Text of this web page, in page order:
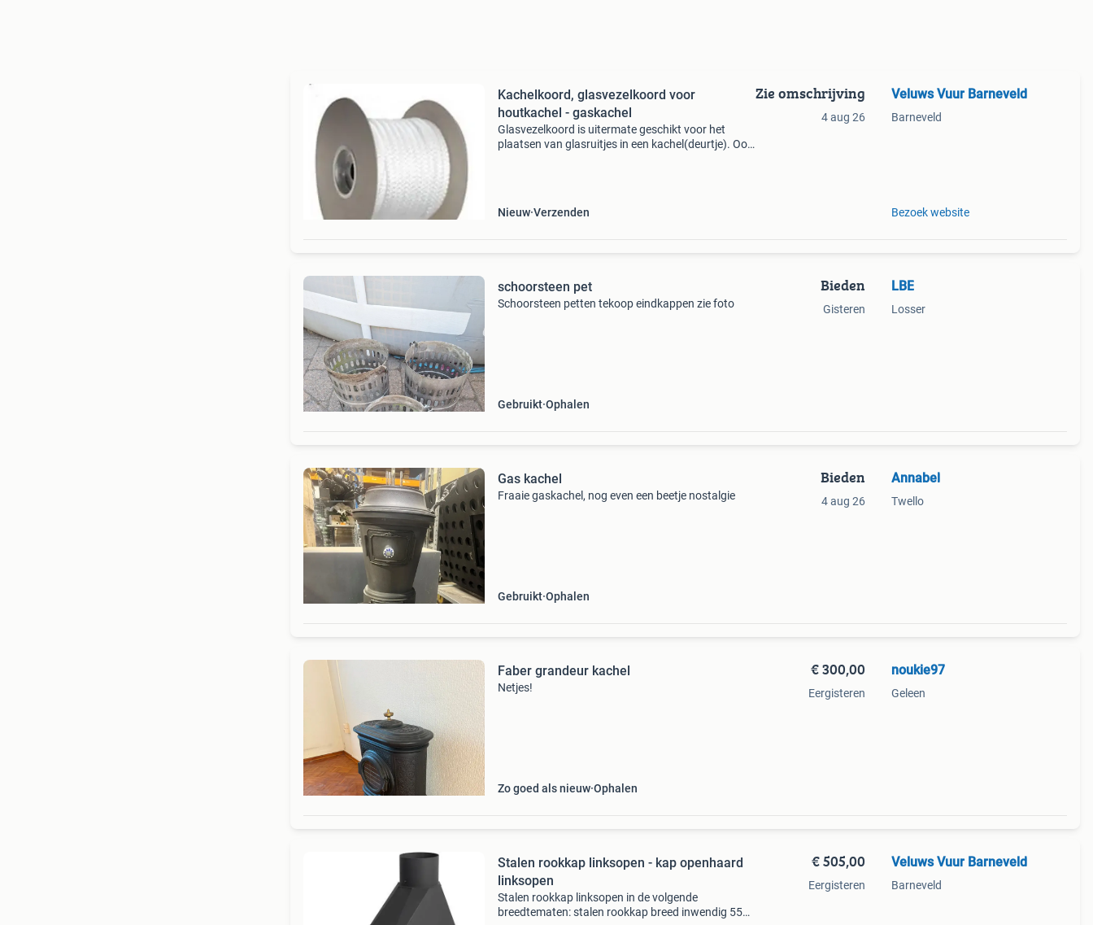
Kachelkoord, glasvezelkoord voor
houtkachel - gaskachel
Glasvezelkoord is uitermate geschikt voor het
plaatsen van glasruitjes in een kachel(deurtje). Ook
Nieuw Verzenden
Zie omschrijving
4 aug 26
Veluws Vuur Barneveld
Barneveld
Bezoek website
schoorsteen pet
Schoorsteen petten tekoop eindkappen zie foto
Gebruikt Ophalen
Bieden
Gisteren
LBE
Losser
Gas kachel
Fraaie gaskachel, nog even een beetje nostalgie
Gebruikt Ophalen
Bieden
4 aug 26
Annabel
Twello
Faber grandeur kachel
Netjes!
Zo goed als nieuw Ophalen
€ 300,00
Eergisteren
noukie97
Geleen
Stalen rookkap linksopen - kap openhaard
linksopen
Stalen rookkap linksopen in de volgende
breedtematen: stalen rookkap breed inwendig 555
€ 505,00
Eergisteren
Veluws Vuur Barneveld
Barneveld